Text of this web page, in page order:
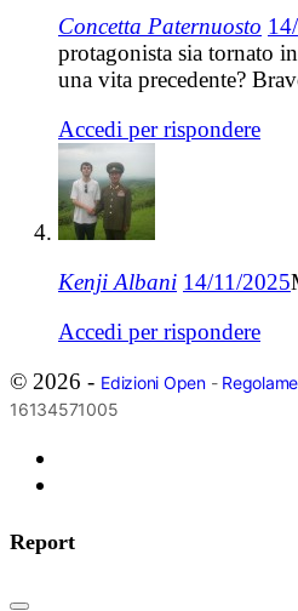
Concetta Paternuosto
protagonista sia tornato
una vita precedente?
Accedi per rispondere
Kenji Albani 14/11/2025
Accedi per rispondere
© 2026 - Edizioni Open-
16134571005
Report